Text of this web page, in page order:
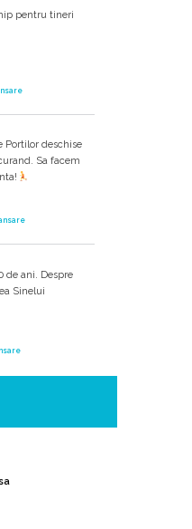
pentru tineri
Portilor deschise
Sa facem
de ani. Despre
Sinelui